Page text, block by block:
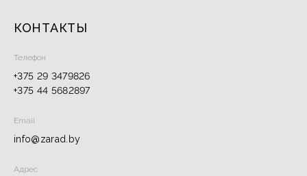
КОНТАКТЫ
Телефон
+375 29 3479826
+375 44 5682897
Email
info@zarad.by
Адрес